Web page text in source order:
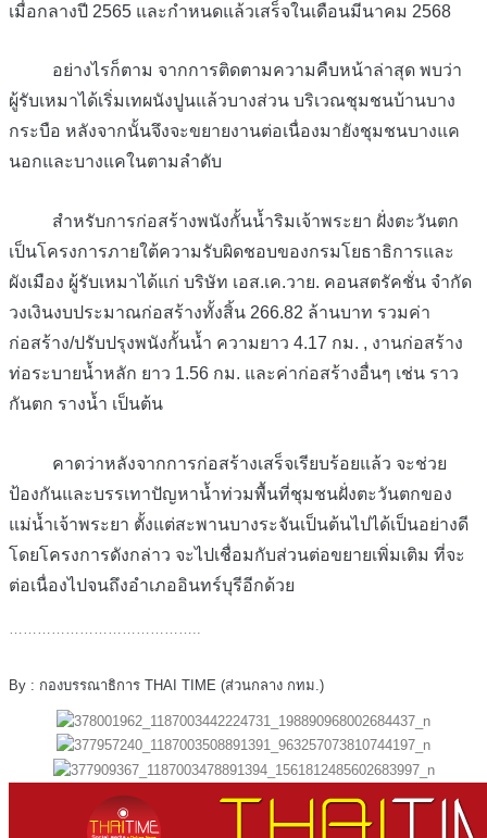
เมื่อกลางปี 2565 และกำหนดแล้วเสร็จในเดือนมีนาคม 2568
อย่างไรก็ตาม จากการติดตามความคืบหน้าล่าสุด พบว่า
ผู้รับเหมาได้เริ่มเทผนังปูนแล้วบางส่วน บริเวณชุมชนบ้านบาง
กระบือ หลังจากนั้นจึงจะขยายงานต่อเนื่องมายังชุมชนบางแค
นอกและบางแคในตามลำดับ
สำหรับการก่อสร้างพนังกั้นน้ำริมเจ้าพระยา ฝั่งตะวันตก
เป็นโครงการภายใต้ความรับผิดชอบของกรมโยธาธิการและ
ผังเมือง ผู้รับเหมาได้แก่ บริษัท เอส.เค.วาย. คอนสตรัคชั่น จำกัด
วงเงินงบประมาณก่อสร้างทั้งสิ้น 266.82 ล้านบาท รวมค่า
ก่อสร้าง/ปรับปรุงพนังกั้นน้ำ ความยาว 4.17 กม. , งานก่อสร้าง
ท่อระบายน้ำหลัก ยาว 1.56 กม. และค่าก่อสร้างอื่นๆ เช่น ราว
กันตก รางน้ำ เป็นต้น
คาดว่าหลังจากการก่อสร้างเสร็จเรียบร้อยแล้ว จะช่วย
ป้องกันและบรรเทาปัญหาน้ำท่วมพื้นที่ชุมชนฝั่งตะวันตกของ
แม่น้ำเจ้าพระยา ตั้งแต่สะพานบางระจันเป็นต้นไปได้เป็นอย่างดี
โดยโครงการดังกล่าว จะไปเชื่อมกับส่วนต่อขยายเพิ่มเติม ที่จะ
ต่อเนื่องไปจนถึงอำเภออินทร์บุรีอีกด้วย
By : กองบรรณาธิการ THAI TIME (ส่วนกลาง กทม.)